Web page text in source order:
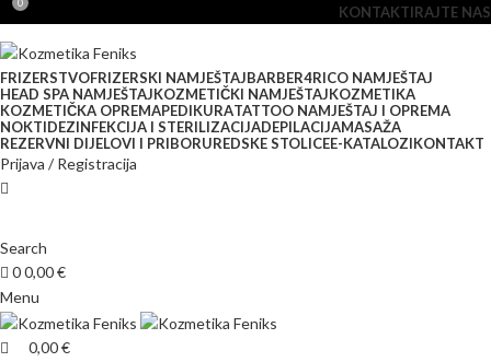
KONTAKTIRAJTE NAS
FRIZERSTVOFRIZERSKI NAMJEŠTAJBARBER4RICO NAMJEŠTAJ
HEAD SPA NAMJEŠTAJKOZMETIČKI NAMJEŠTAJKOZMETIKA
KOZMETIČKA OPREMAPEDIKURATATTOO NAMJEŠTAJ I OPREMA
NOKTIDEZINFEKCIJA I STERILIZACIJADEPILACIJAMASAŽA
REZERVNI DIJELOVI I PRIBORUREDSKE STOLICEE-KATALOZIKONTAKT
Prijava / Registracija
Search
00,00€
Menu
0
0,00€